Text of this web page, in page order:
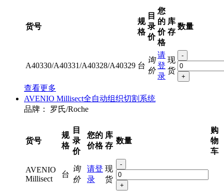
货号
规
格
目
录
价
您
的
价
格
库
存
数量
A40330/A40331/A40328/A40329 台
询
价
请
登
录
现
货
-
+
查看更多
AVENIO Millisect全自动组织切割系统
品牌：
罗氏/Roche
货号
规
格
目
录
价
您的
价格
库
存
数量
购
物
车
AVENIO
Millisect
台
询
价
请登
录
现
货
-
+